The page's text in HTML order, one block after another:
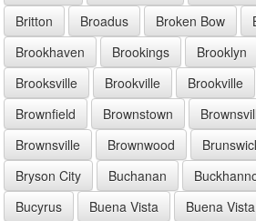
Britton
Broadus Broken Bow
Brookhaven
Brookings Brooklyn
Brooksville
Brookville Brookville
Brownfield
Brownstown
Brownsville
Brownwood
Bryson City
Buchanan
Bucyrus
Buena Vista Buena Vista